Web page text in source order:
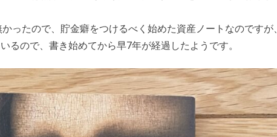
ったので、貯金癖をつけるべく始めた資産ノートなのですが、
ので、書き始めてから早7年が経過したようです。